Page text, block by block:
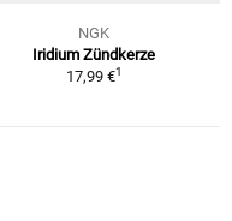
NGK
Iridium Zündkerze
17,99 €1